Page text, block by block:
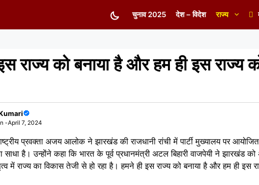
चुनाव 2025 देश – विदेश राज्य
राज्य को बनाया है और हम ही इस
-April 7, 2024
प्रवक्ता अजय आलोक ने झारखंड की राजधानी रांची में पार्टी मुख्यालय पर
साधा है। उन्होंने कहा कि भारत के पूर्व प्रधानमंत्री अटल बिहारी वाजपेयी ने झारखंड
में राज्य का विकास तेजी से हो रहा है। हमने ही इस राज्य को बनाया है और हम ही इस